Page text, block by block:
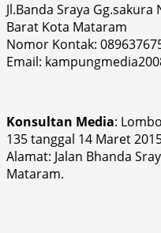
Jl.Banda Sraya
Barat Kota Mataram
Nomor Kontak:
Email:
Konsultan Media:
135 tanggal 14 Maret
Alamat: Jalan Bhanda
Mataram.